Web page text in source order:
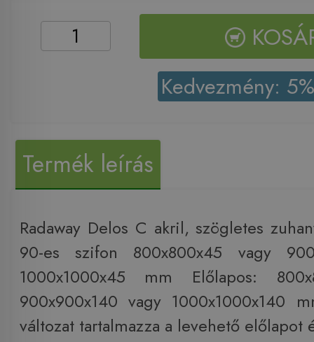
Kedvezmény:
Termék leírás
Radaway Delos C akril, szögletes
90-es szifon 800x800x45 vagy
1000x1000x45 mm Előlapos:
900x900x140 vagy 1000x1000x140
változat tartalmazza a levehető előlapot